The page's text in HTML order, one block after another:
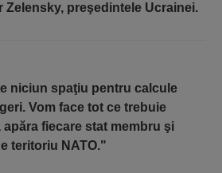
Zelensky, preşedintele Ucrainei.
niciun spaţiu pentru calcule
Vom face tot ce trebuie
apăra fiecare stat membru şi
teritoriu NATO."